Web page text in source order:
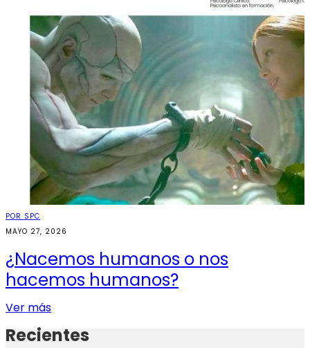
POR SPC
MAYO 27, 2026
¿Nacemos humanos o nos
hacemos humanos?
Ver más
Recientes